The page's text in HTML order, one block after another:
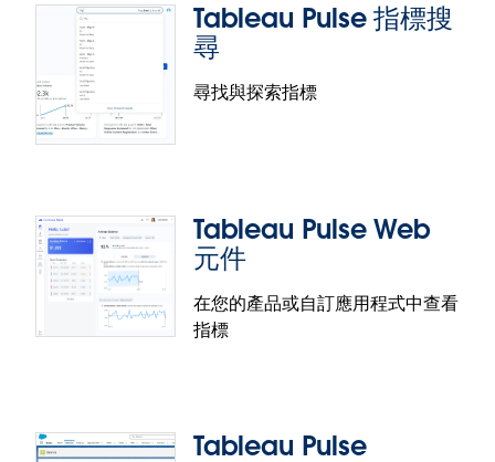
解，並將重點放在您追蹤的指標表現。每個摘要都會
針對您追蹤的指標提供具有背景情境資訊的見解，可
個別探索，以取得更多見解。
Tableau Pulse 電子郵件摘要
訊的指標見解。除了走勢圖和具有背景情境資訊的見
解，每份電子郵件摘要均包含 AI 產生的摘要，方便使
用者快速評估關鍵指標效能，並進一步深入分析。可
根據自己的偏好，將電子郵件摘要的頻率調整為每
日、每週或每月。
Tableau Pulse 指標搜
尋
尋找與探索指標
Tableau Pulse 指標搜尋
議與完整搜尋。
Tableau Pulse Web
元件
在您的產品或自訂應用程式中查看
指標
Tableau Pulse